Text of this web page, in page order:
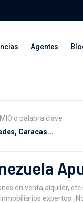
Agentes
o palabra clave
en venta,alquiler,
expertos.